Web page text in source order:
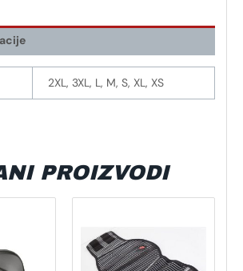
2XL, 3XL, L, M, S, XL, XS
PROIZVODI
više